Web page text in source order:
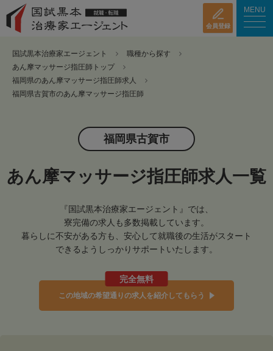
会員登録
MENU
国試黒本治療家エージェント
職種から探す
あん摩マッサージ指圧師トップ
福岡県のあん摩マッサージ指圧師求人
福岡県古賀市のあん摩マッサージ指圧師
福岡県古賀市
あん摩マッサージ指圧師求人一覧
『国試黒本治療家エージェント』では、
寮完備の求人も多数掲載しています。
暮らしに不安がある方も、安心して就職後の生活がスタート
できるようしっかりサポートいたします。
完全無料
この地域の希望通りの求人を紹介してもらう